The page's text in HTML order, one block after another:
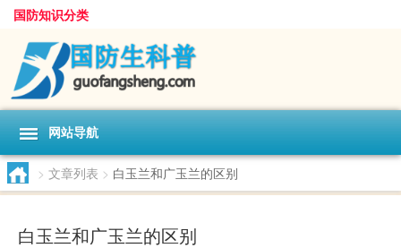
国防知识分类
网站导航
> 文章列表 > 白玉兰和广玉兰的区别
白玉兰和广玉兰的区别